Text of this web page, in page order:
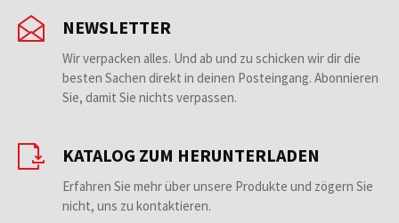
NEWSLETTER
Wir verpacken alles. Und ab und zu schicken wir dir die
besten Sachen direkt in deinen Posteingang. Abonnieren
Sie, damit Sie nichts verpassen.
KATALOG ZUM HERUNTERLADEN
Erfahren Sie mehr über unsere Produkte und zögern Sie
nicht, uns zu kontaktieren.